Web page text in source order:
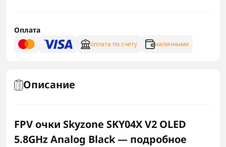
Оплата
оплата по счету наличными
Описание
FPV очки Skyzone SKY04X V2 OLED
5.8GHz Analog Black — подробное